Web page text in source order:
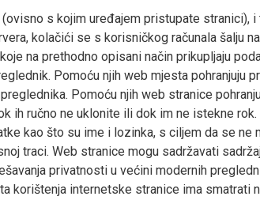
s kojim uređajem pristupate stranici), i
kolačići se s korisničkog računala šalju
na prethodno opisani način prikupljaju
Pomoću njih web mjesta pohranjuju
Pomoću njih web stranice
ih ručno ne uklonite ili dok im ne istekne
kao što su ime i lozinka, s ciljem da se ne
traci. Web stranice mogu sadržavati
privatnosti u većini modernih
korištenja internetske stranice ima smatrati